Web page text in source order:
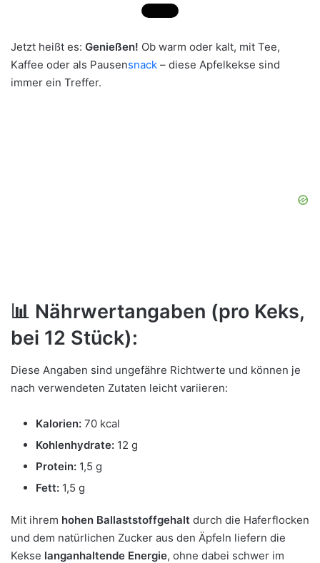
Jetzt heißt es: Genießen! Ob warm oder kalt, mit Tee,
Kaffee oder als Pausensnack – diese Apfelkekse sind
immer ein Treffer.
📊 Nährwertangaben (pro Keks,
bei 12 Stück):
Diese Angaben sind ungefähre Richtwerte und können je
nach verwendeten Zutaten leicht variieren:
Kalorien: 70 kcal
Kohlenhydrate: 12 g
Protein: 1,5 g
Fett: 1,5 g
Mit ihrem hohen Ballaststoffgehalt durch die Haferflocken
und dem natürlichen Zucker aus den Äpfeln liefern die
Kekse langanhaltende Energie, ohne dabei schwer im